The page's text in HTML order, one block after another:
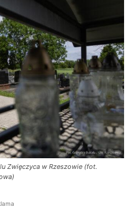
Zwięczyca w Rzeszowie (fot.